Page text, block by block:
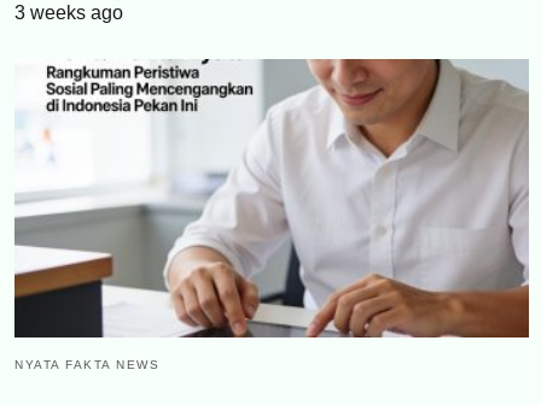
3 weeks ago
NYATA FAKTA NEWS